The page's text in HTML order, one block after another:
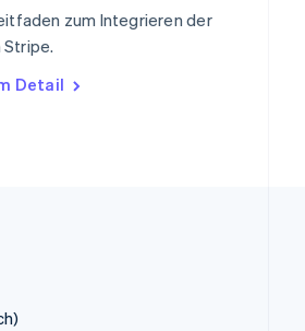
zum Integrieren der
Stripe.
Detail